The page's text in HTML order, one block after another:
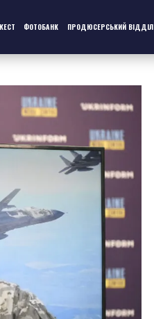
ФОТОБАНК ПРОДЮСЕРСЬКИЙ ВІДДІЛ